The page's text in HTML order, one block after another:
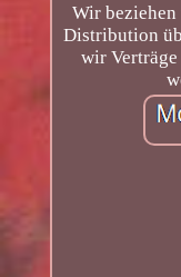
Wir
Distribution
wir